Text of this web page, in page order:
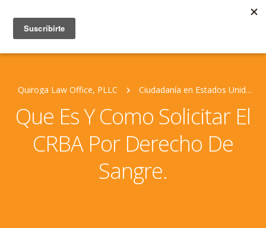
Quiroga Law Office, PLLC Ciudadanía en Estados Unidos
Que Es Y Como Solicitar El
CRBA Por Derecho De
Sangre.